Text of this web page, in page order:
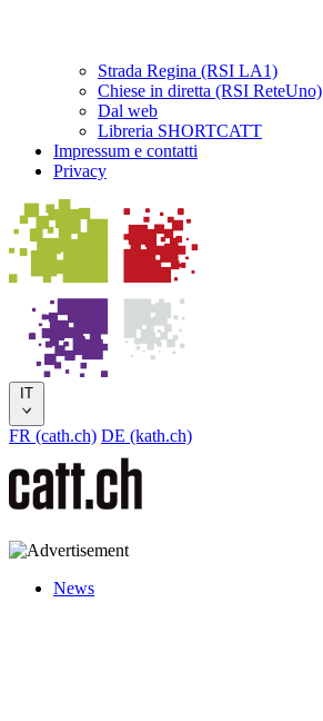
Strada Regina (RSI LA1)
Chiese in diretta (RSI ReteUno)
Dal web
Libreria SHORTCATT
Impressum e contatti
Privacy
IT
FR (cath.ch) DE (kath.ch)
News